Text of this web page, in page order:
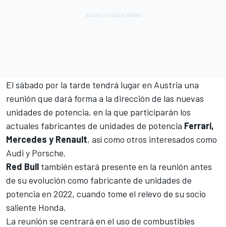
El sábado por la tarde tendrá lugar en Austria una
reunión que dará forma a la dirección de las nuevas
unidades de potencia, en la que participarán los
actuales fabricantes de unidades de potencia Ferrari,
Mercedes y Renault, así como otros interesados como
Audi y Porsche.
Red Bull también estará presente en la reunión antes
de su evolución como fabricante de unidades de
potencia en 2022, cuando tome el relevo de su socio
saliente Honda.
La reunión se centrará en el uso de combustibles